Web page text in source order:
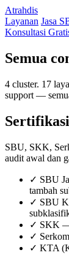
Atrahdis
Layanan Jasa
Konsultasi
Semua
4 cluster. 17
support —
SBU, SKK,
audit awal dan
✓ SBU
tambah
✓ SBU
✓ SKK —
✓
✓ KTA